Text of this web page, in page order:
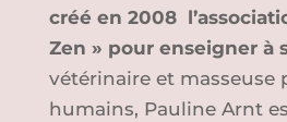
créé en 2008
Zen » pour enseigner à
vétérinaire et masseuse
humains, Pauline Arnt